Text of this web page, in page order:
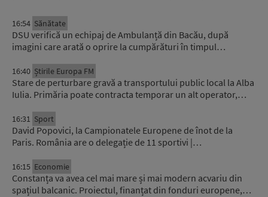
16:54 Sănătate
DSU verifică un echipaj de Ambulanță din Bacău, după
imagini care arată o oprire la cumpărături în timpul…
16:40 Știrile Europa FM
Stare de perturbare gravă a transportului public local la Alba
Iulia. Primăria poate contracta temporar un alt operator,…
16:31 Sport
David Popovici, la Campionatele Europene de înot de la
Paris. România are o delegație de 11 sportivi |…
16:15 Economie
Constanța va avea cel mai mare și mai modern acvariu din
spațiul balcanic. Proiectul, finanțat din fonduri europene,…